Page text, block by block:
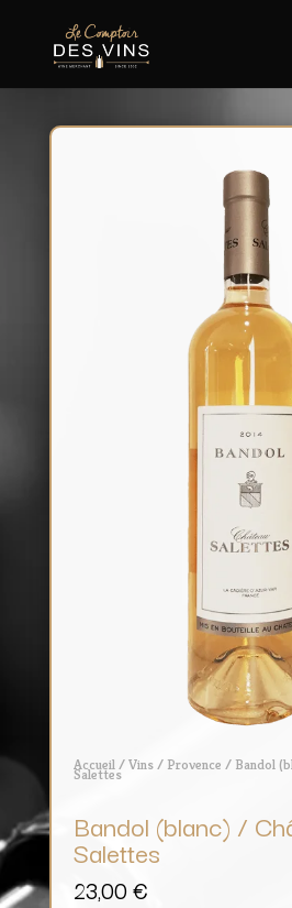
Accueil/Vins/ Provence / Bandol
Salettes
Bandol (blanc) /
Salettes
23,00€